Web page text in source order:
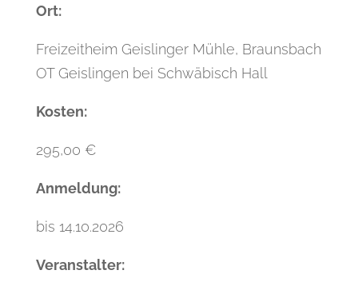
Ort:
Freizeitheim Geislinger Mühle, Braunsbach
OT Geislingen bei Schwäbisch Hall
Kosten:
295,00 €
Anmeldung:
bis 14.10.2026
Veranstalter: